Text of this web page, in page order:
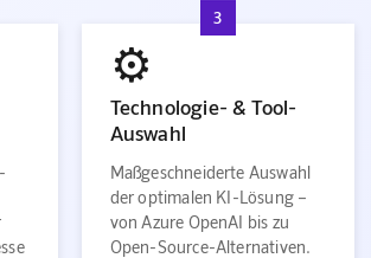
3
⚙️
Technologie- & Tool-
Auswahl
Maßgeschneiderte Auswahl
der optimalen KI-Lösung –
von Azure OpenAI bis zu
Open-Source-Alternativen.